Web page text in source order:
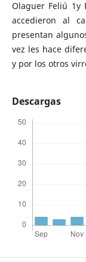
Olaguer Feliú 1y
accedieron al
presentan
vez les hace
y por los otros
Descargas